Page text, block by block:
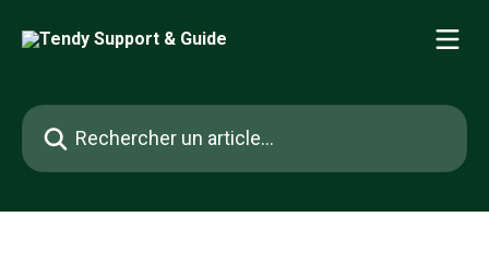
Rechercher un article...